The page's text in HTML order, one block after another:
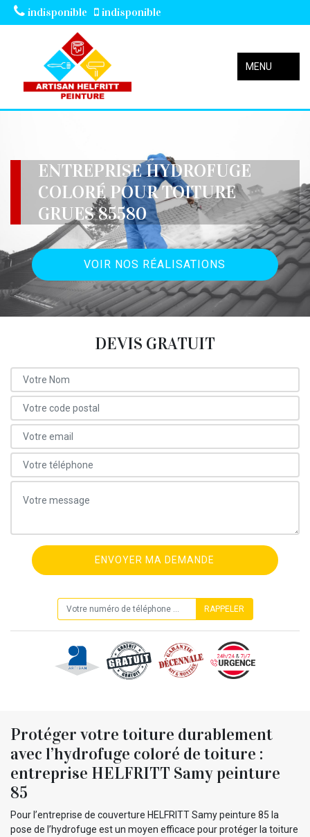
indisponible indisponible
MENU
ENTREPRISE HYDROFUGE
COLORÉ POUR TOITURE
GRUES 85580
VOIR NOS RÉALISATIONS
DEVIS GRATUIT
Protéger votre toiture durablement
avec l’hydrofuge coloré de toiture :
entreprise HELFRITT Samy peinture
85
Pour l’entreprise de couverture HELFRITT Samy peinture 85 la
pose de l’hydrofuge est un moyen efficace pour protéger la toiture